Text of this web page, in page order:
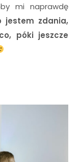
mi naprawdę
jestem zdania,
póki jeszcze